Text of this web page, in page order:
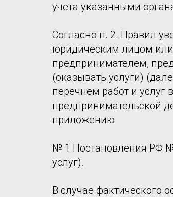
учета указанными
Согласно п. 2. Правил
юридическим лицом
предпринимателем,
(оказывать услуги)
перечнем работ и услуг
предпринимательской
приложению
№ 1 Постановления РФ
услуг).
В случае фактического